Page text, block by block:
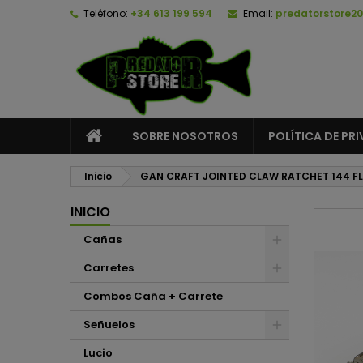
Teléfono: +34 613 199 594 Email:
SOBRE NOSOTROS POLÍTICA DE
Inicio GAN CRAFT JOINTED CLAW RATCHET 144
INICIO
Cañas
Carretes
Combos Caña + Carrete
Señuelos
Lucio